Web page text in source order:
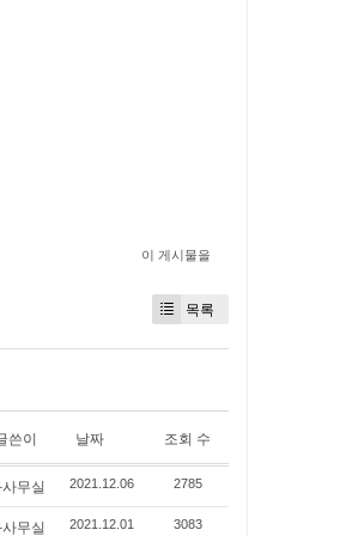
이 게시물을
목록
쓴이 날짜 조회 수
무실 2021.12.06 2785
무실 2021.12.01 3083